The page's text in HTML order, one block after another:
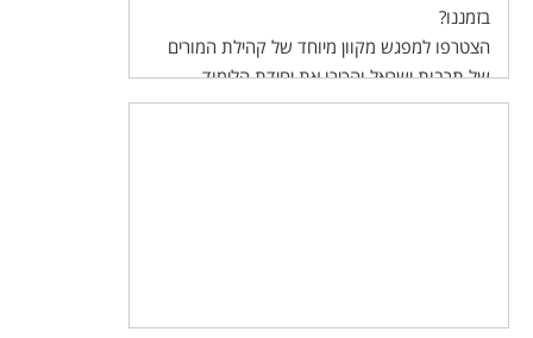
בזמננו?
הצטרפו למפגש מקוון מיוחד של קהילת המורים
של תרבות ישראל והכירו את יחידת הלימוד
להוראה בכיתה, המשלבת הסכת שהופקה במיוחד